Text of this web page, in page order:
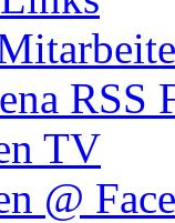
RSS
TV
@